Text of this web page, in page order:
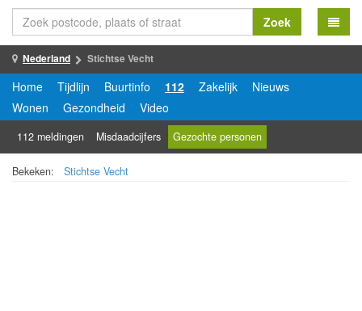
Zoek
Nederland Stichtse Vecht
Home Tijdlijn Buurtinfo 112 Zakelijk
Nieuws
Wonen
Gezondheid Video
112 meldingen Misdaadcijfers Gezochte personen
Bekeken: Stichtse Vecht